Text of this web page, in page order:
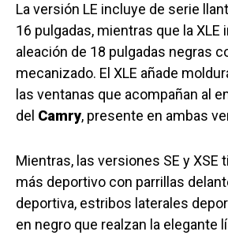
La versión LE incluye de serie
16 pulgadas, mientras que la XLE
aleación de 18 pulgadas negras
mecanizado. El XLE añade
las ventanas que acompañan al
del Camry, presente en ambas
Mientras, las versiones SE y XSE
más deportivo con parrillas
deportiva, estribos laterales
en negro que realzan la elegante